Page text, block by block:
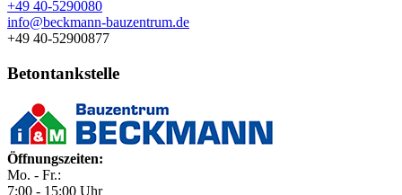
+49 40-5290080
info@beckmann-bauzentrum.de
+49 40-52900877
Betontankstelle
Öffnungszeiten:
Mo. - Fr.:
7:00 - 15:00 Uhr